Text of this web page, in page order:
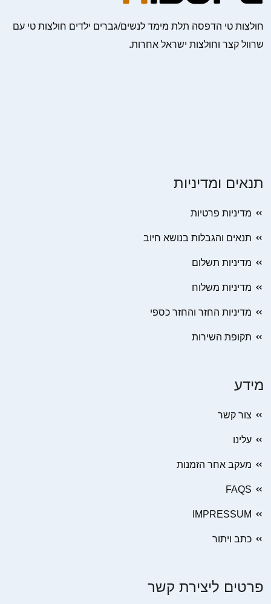
חולצות טי הדפסה תלת מימד לנשים/גברים ילדים חולצות טי עם
שרוול קצר וחולצות ישראל אחרות.
תנאים ומדיניות
מדיניות פרטיות
תנאים והגבלות בנושא חיוב
מדיניות תשלום
מדיניות משלוח
מדיניות החזר והחזר כספי
תקופת השירות
מידע
צור קשר
עלינו
מעקב אחר הזמנות
FAQS
IMPRESSUM
כתב ויתור
פרטים ליצירת קשר